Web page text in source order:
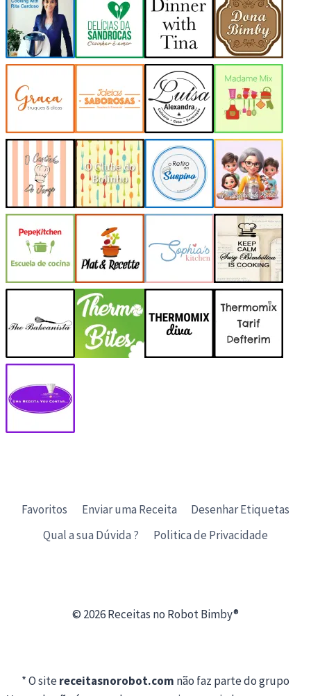
Favoritos Enviar uma Receita
Desenhar Etiquetas
Qual a sua Dúvida ?
Politica de Privacidade
© 2026 Receitas no Robot Bimby®
* O sitereceitasnorobot.com não faz parte do grupo